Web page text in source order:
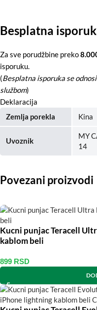
Besplatna
Za sve porudžbine preko
isporuku.
(Besplatna isporuka se
službom)
Deklaracija
Zemlja porekla
Kina
Uvoznik
MY
14
Povezani proizvodi
Kucni punjac Teracell
kablom beli
899 RSD